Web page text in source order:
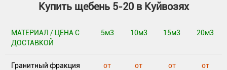
Купить щебень 5-20 в Куйвозях
МАТЕРИАЛ / ЦЕНА С
ДОСТАВКОЙ
5м3 10м3 15м3 20м3
Гранитный фракция
от
от
от
от